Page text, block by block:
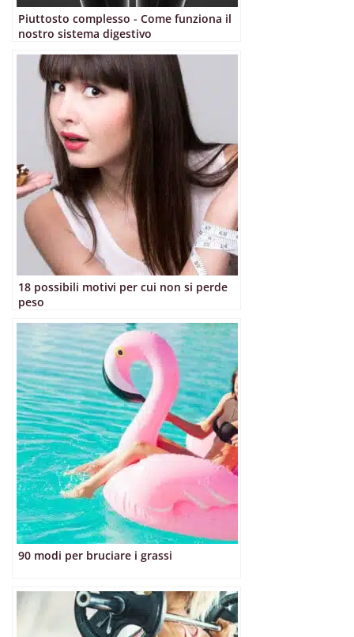
Piuttosto complesso - Come funziona il
nostro sistema digestivo
18 possibili motivi per cui non si perde
peso
90 modi per bruciare i grassi